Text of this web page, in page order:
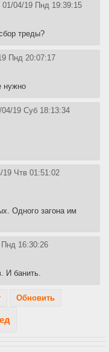
01/04/19 Пнд 19:39:15
треды?
Пнд 20:07:17
нужно
04/19 Суб 18:13:34
19 Чтв 01:51:02
Одного загона им
Пнд 16:30:26
И банить.
Обновить